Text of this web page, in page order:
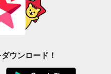
ウンロード！